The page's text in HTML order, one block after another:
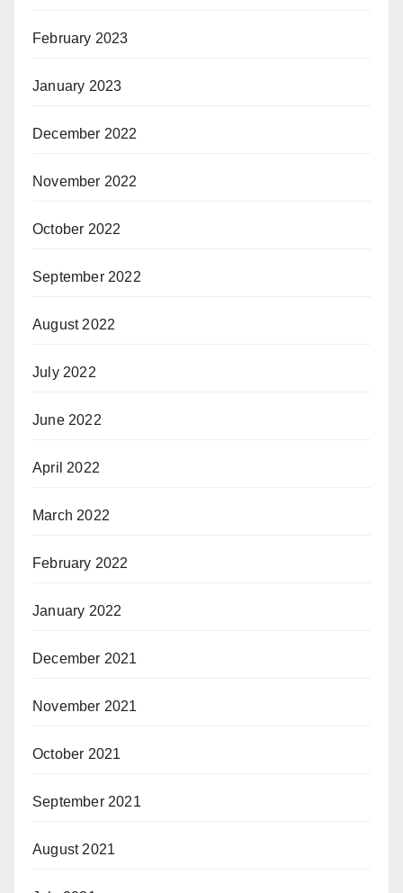
February 2023
January 2023
December 2022
November 2022
October 2022
September 2022
August 2022
July 2022
June 2022
April 2022
March 2022
February 2022
January 2022
December 2021
November 2021
October 2021
September 2021
August 2021